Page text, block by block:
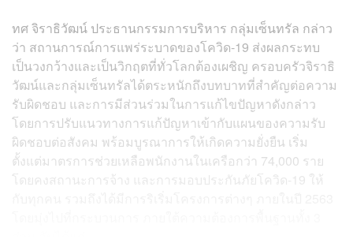
ทศ จิราธิวัฒน์ ประธานกรรมการบริหาร กลุ่มเซ็นทรัล กล่าว
ว่า สถานการณ์การแพร่ระบาดของโควิด-19 ส่งผลกระทบ
เป็นวงกว้างและเป็นวิกฤตที่ทั่วโลกต้องเผชิญ ครอบครัวจิราธิ
วัฒน์และกลุ่มเซ็นทรัลได้ตระหนักถึงบทบาทที่สำคัญต่อความ
รับผิดชอบ และการมีส่วนร่วมในการแก้ไขปัญหาดังกล่าว
โดยการปรับแนวทางการแก้ปัญหาเข้ากับแผนของความรับ
ผิดชอบต่อสังคม พร้อมบูรณาการให้เกิดความยั่งยืน เริ่ม
ตั้งแต่มาตรการช่วยเหลือพนักงานในเครือกว่า 74,000 ราย
โดยคงสถานะการจ้าง และการมอบประกันภัยโควิด-19 ให้